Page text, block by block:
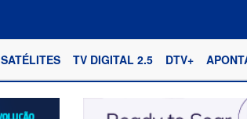
SATÉLITES TV DIGITAL 2.5 DTV+